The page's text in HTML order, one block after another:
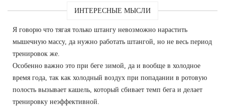
ИНТЕРЕСНЫЕ МЫСЛИ
Я говорю что тягая только штангу невозможно нарастить
мышечную массу, да нужно работать штангой, но не весь период
тренировок же.
Особенно важно это при беге зимой, да и вообще в холодное
время года, так как холодный воздух при попадании в ротовую
полость вызывает кашель, который сбивает темп бега и делает
тренировку неэффективной.